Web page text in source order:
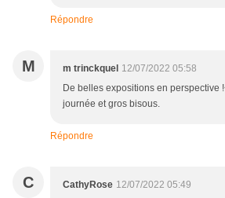
Répondre
M m trinckquel 12/07/2022 05:58
De belles expositions en perspective
journée et gros bisous.
Répondre
C CathyRose 12/07/2022 05:49